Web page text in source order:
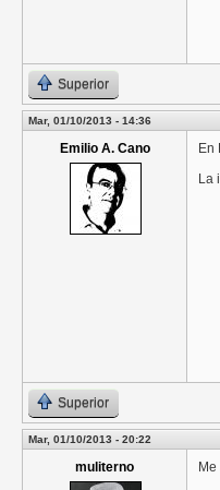
Superior
Mar, 01/10/2013 - 14:36
Emilio A. Cano
En
La
Superior
Mar, 01/10/2013 - 20:22
muliterno